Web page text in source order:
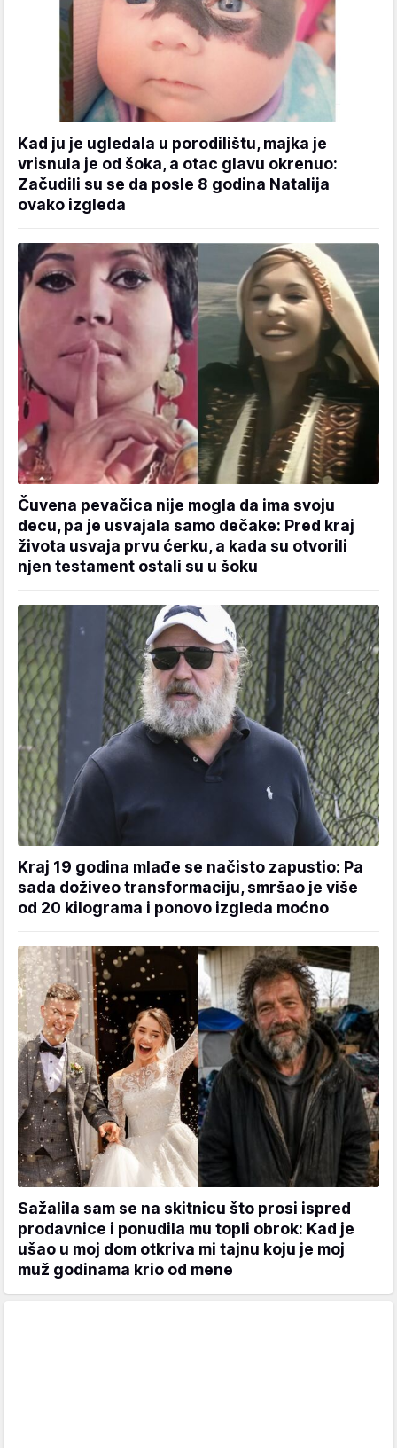
Kad ju je ugledala u porodilištu, majka je
vrisnula je od šoka, a otac glavu okrenuo:
Začudili su se da posle 8 godina Natalija
ovako izgleda
Čuvena pevačica nije mogla da ima svoju
decu, pa je usvajala samo dečake: Pred kraj
života usvaja prvu ćerku, a kada su otvorili
njen testament ostali su u šoku
Kraj 19 godina mlađe se načisto zapustio: Pa
sada doživeo transformaciju, smršao je više
od 20 kilograma i ponovo izgleda moćno
Sažalila sam se na skitnicu što prosi ispred
prodavnice i ponudila mu topli obrok: Kad je
ušao u moj dom otkriva mi tajnu koju je moj
muž godinama krio od mene